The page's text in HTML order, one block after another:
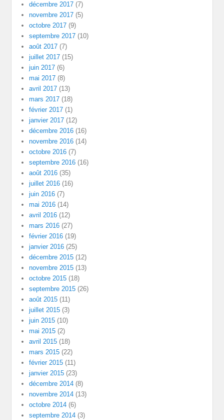
décembre 2017 (7)
novembre 2017 (5)
octobre 2017 (9)
septembre 2017 (10)
août 2017 (7)
juillet 2017 (15)
juin 2017 (6)
mai 2017 (8)
avril 2017 (13)
mars 2017 (18)
février 2017 (1)
janvier 2017 (12)
décembre 2016 (16)
novembre 2016 (14)
octobre 2016 (7)
septembre 2016 (16)
août 2016 (35)
juillet 2016 (16)
juin 2016 (7)
mai 2016 (14)
avril 2016 (12)
mars 2016 (27)
février 2016 (19)
janvier 2016 (25)
décembre 2015 (12)
novembre 2015 (13)
octobre 2015 (18)
septembre 2015 (26)
août 2015 (11)
juillet 2015 (3)
juin 2015 (10)
mai 2015 (2)
avril 2015 (18)
mars 2015 (22)
février 2015 (11)
janvier 2015 (23)
décembre 2014 (8)
novembre 2014 (13)
octobre 2014 (6)
septembre 2014 (3)